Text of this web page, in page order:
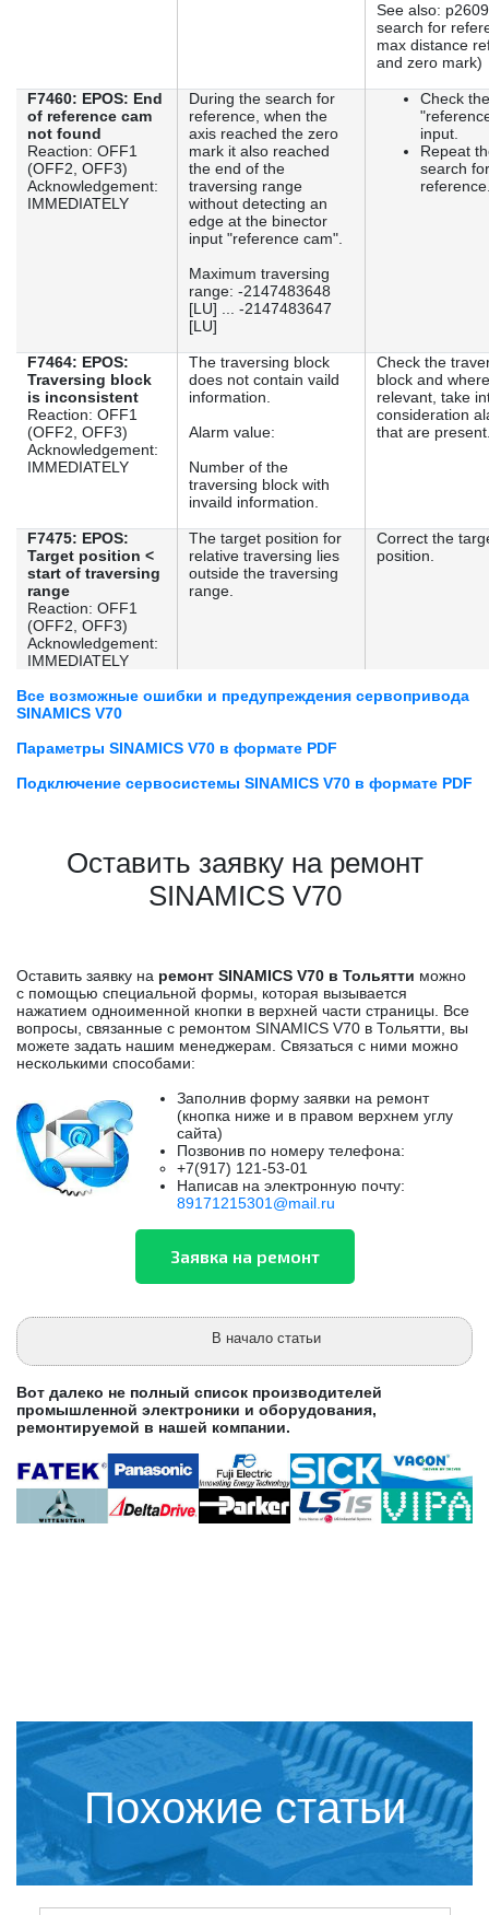
See also:
search for
max distance
and zero mark)
F7460: EPOS: End
of reference cam
not found
Reaction: OFF1
(OFF2, OFF3)
Acknowledgement:
IMMEDIATELY
During the search for
reference, when the
axis reached the zero
mark it also reached
the end of the
traversing range
without detecting an
edge at the binector
input "reference cam".
Maximum traversing
range: -2147483648
[LU] ... -2147483647
[LU]
Check the
input.
Repeat
search for
F7464: EPOS:
Traversing block
is inconsistent
Reaction: OFF1
(OFF2, OFF3)
Acknowledgement:
IMMEDIATELY
The traversing block
does not contain vaild
information.
Alarm value:
Number of the
traversing block with
invaild information.
Check the
block and where
relevant, take
consideration
that are
F7475: EPOS:
Target position <
start of traversing
range
Reaction: OFF1
(OFF2, OFF3)
Acknowledgement:
IMMEDIATELY
The target position for
relative traversing lies
outside the traversing
range.
Correct the
position.
Все возможные ошибки и предупреждения сервопривода
SINAMICS V70
Параметры SINAMICS V70 в формате PDF
Подключение сервосистемы SINAMICS V70 в формате PDF
Оставить заявку на ремонт
SINAMICS V70
Оставить заявку на ремонт SINAMICS V70 в Тольятти можно
с помощью специальной формы, которая вызывается
нажатием одноименной кнопки в верхней части страницы. Все
вопросы, связанные с ремонтом SINAMICS V70 в Тольятти, вы
можете задать нашим менеджерам. Связаться с ними можно
несколькими способами:
Заполнив форму заявки на ремонт
(кнопка ниже и в правом верхнем углу
сайта)
Позвонив по номеру телефона:
+7(917) 121-53-01
Написав на электронную почту:
89171215301@mail.ru
В начало статьи
Вот далеко не полный список производителей
промышленной электроники и оборудования,
ремонтируемой в нашей компании.
Похожие статьи